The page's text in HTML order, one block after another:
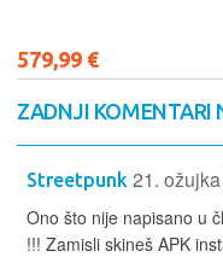
579,99 €
ZADNJI KOMENTARI
Streetpunk 21.
Ono što nije napisano u
!!! Zamisli skineš APK